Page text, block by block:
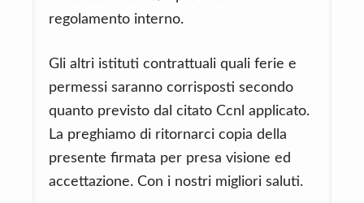
regolamento interno.
Gli altri istituti contrattuali quali ferie e
permessi saranno corrisposti secondo
quanto previsto dal citato Ccnl applicato.
La preghiamo di ritornarci copia della
presente firmata per presa visione ed
accettazione. Con i nostri migliori saluti.